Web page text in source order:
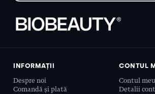
INFORMAȚII
Despre noi
Comandă și plată
CONTUL
Contul meu
Detalii cont